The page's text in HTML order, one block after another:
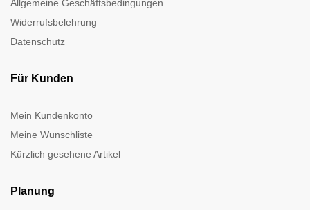
Allgemeine Geschäftsbedingungen
Widerrufsbelehrung
Datenschutz
Für Kunden
Mein Kundenkonto
Meine Wunschliste
Kürzlich gesehene Artikel
Planung